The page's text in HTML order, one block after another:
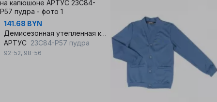
141.68 BYN
Демисезонная утепленная куртка для девочки со шнуром на капюшоне
АРТУС 23С84-Р57 пудра
92-52, 98-56